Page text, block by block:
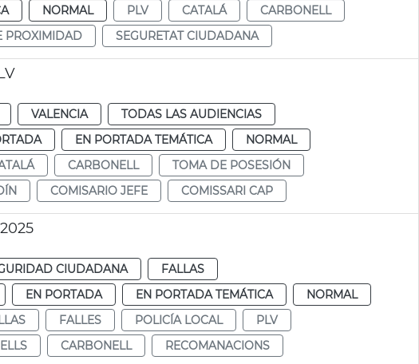
NORMAL PLV CATALÁ
CARBONELL
PROXIMIDAD SEGURETAT CIUDADANA
VALENCIA
TODAS LAS AUDIENCIAS
EN PORTADA TEMÁTICA
NORMAL
CARBONELL
TOMA DE POSESIÓN
COMISARIO JEFE COMISSARI CAP
CIUDADANA
FALLAS
EN PORTADA EN PORTADA TEMÁTICA
NORMAL
FALLES POLICÍA LOCAL
PLV
CARBONELL RECOMANACIONS